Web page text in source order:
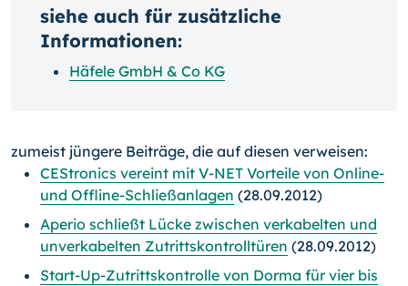
siehe auch für zusätzliche
Informationen:
Häfele GmbH & Co KG
zumeist jüngere Beiträge, die auf diesen verweisen:
CEStronics vereint mit V-NET Vorteile von Online-
und Offline-Schließanlagen (28.09.2012)
Aperio schließt Lücke zwischen verkabelten und
unverkabelten Zutrittskontrolltüren (28.09.2012)
Start-Up-Zutrittskontrolle von Dorma für vier bis